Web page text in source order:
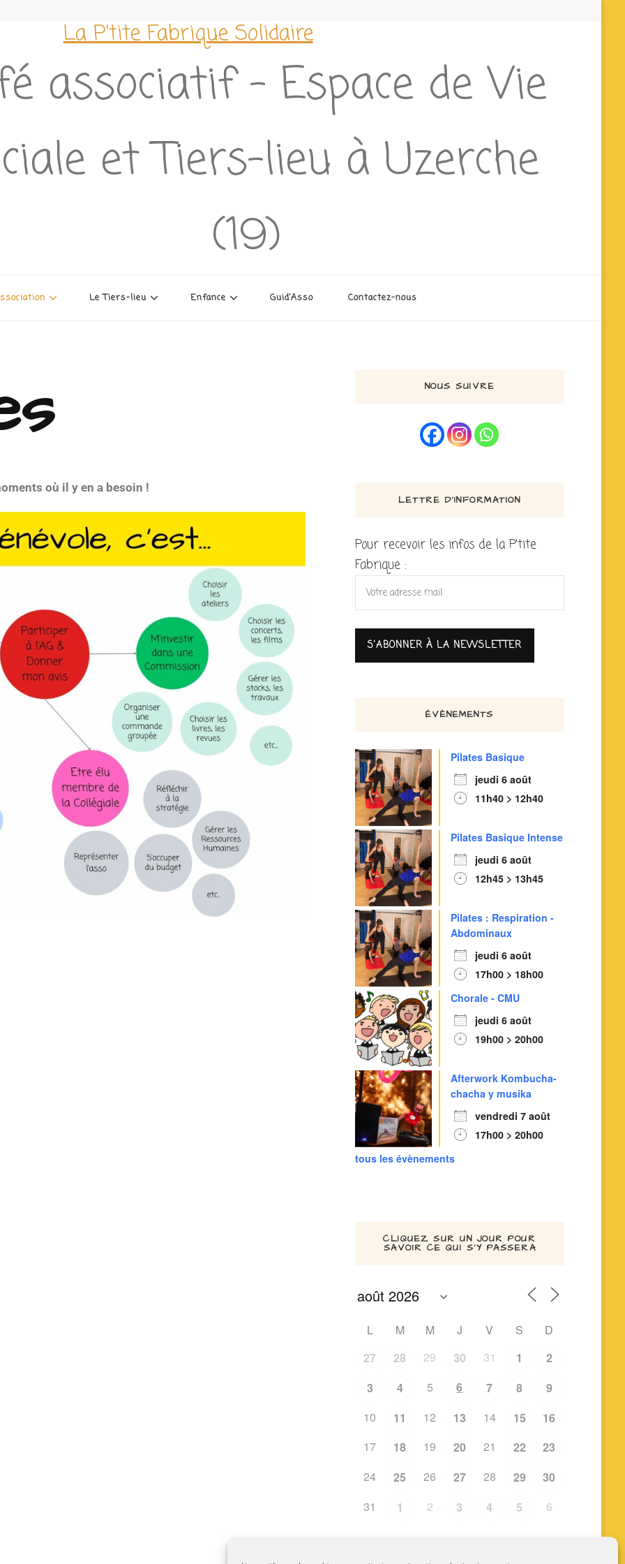
La P'tite Fabrique Solidaire
associatif – Espace de Vie
et Tiers-lieu à Uzerche
(19)
Le Tiers-lieu Enfance Guid’Asso Contactez-nous
où il y en a besoin !
NOUS SUIVRE
LETTRE D’INFORMATION
Pour recevoir les infos de la P'tite
Fabrique :
ÉVÈNEMENTS
Pilates Basique
jeudi 6 août
11h40 > 12h40
Pilates Basique Intense
jeudi 6 août
12h45 > 13h45
Pilates : Respiration -
Abdominaux
jeudi 6 août
17h00 > 18h00
Chorale - CMU
jeudi 6 août
19h00 > 20h00
Afterwork Kombucha-
chacha y musika
vendredi 7 août
17h00 > 20h00
tous les évènements
CLIQUEZ SUR UN JOUR POUR
SAVOIR CE QUI S’Y PASSERA
L M M J V S
D
27
28 29 30 31 1
2
3
4 5 6 7 8
9
10
11 12 13 14 15
16
17
18 19 20 21 22
23
24
25 26 27 28 29
30
31
1 2 3 4 5 6